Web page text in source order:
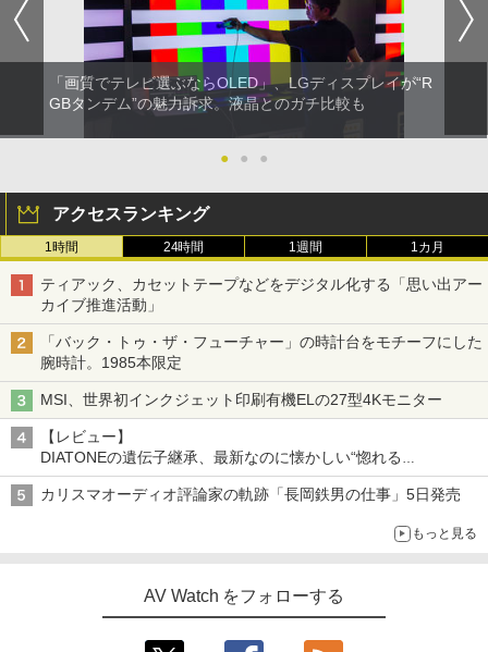
「画質でテレビ選ぶならOLED」、LGディスプレイが“R
GBタンデム”の魅力訴求。液晶とのガチ比較も
● ● ●
アクセスランキング
1時間 24時間 1週間 1カ月
ティアック、カセットテープなどをデジタル化する「思い出アー
カイブ推進活動」
「バック・トゥ・ザ・フューチャー」の時計台をモチーフにした
腕時計。1985本限定
MSI、世界初インクジェット印刷有機ELの27型4Kモニター
【レビュー】
DIATONEの遺伝子継承、最新なのに懐かしい“惚れる
音”Tecnologia e Cuore「DS-TC52B」を聴く
カリスマオーディオ評論家の軌跡「長岡鉄男の仕事」5日発売
もっと見る
AV Watch をフォローする